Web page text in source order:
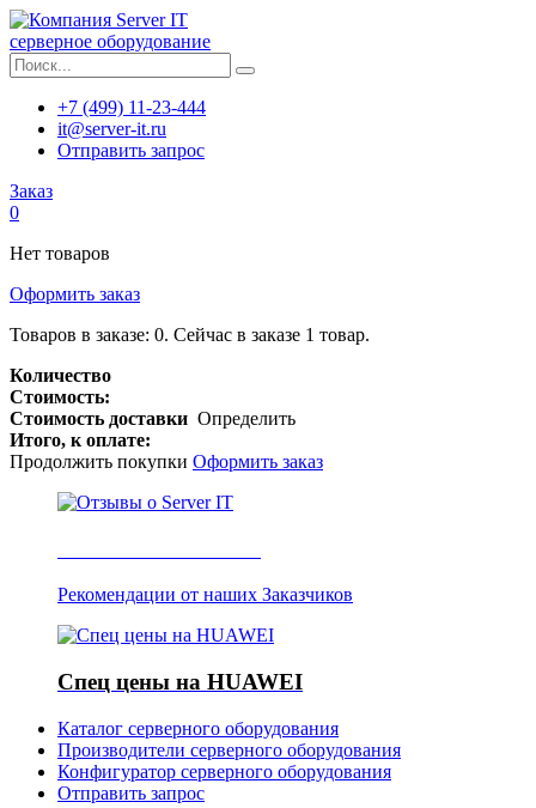
серверное оборудование
+7 (499) 11-23-444
it@server-it.ru
Отправить запрос
Заказ
0
Нет товаров
Оформить заказ
Товаров в заказе: 0. Сейчас в заказе 1 товар.
Количество
Стоимость:
Стоимость доставки Определить
Итого, к оплате:
Продолжить покупки Оформить заказ
Рекомендации от наших Заказчиков
Спец цены на HUAWEI
Каталог серверного оборудования
Производители серверного оборудования
Конфигуратор серверного оборудования
Отправить запрос